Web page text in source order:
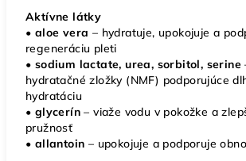
Aktívne látky
• aloe vera – hydratuje, upokojuje a
regeneráciu pleti
• sodium lactate, urea, sorbitol, serine
hydratačné zložky (NMF) podporujúce
hydratáciu
• glycerín – viaže vodu v pokožke a
pružnosť
• allantoin – upokojuje a podporuje